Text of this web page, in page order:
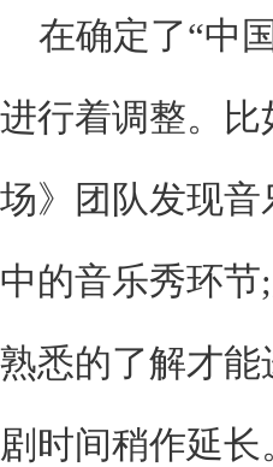
在确定了“中
进行着调整。
场》团队发现
中的音乐秀环
熟悉的了解才
剧时间稍作延长